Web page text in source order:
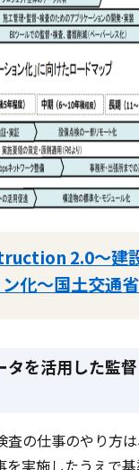
2.0～建
化～国土交通省
タを活用した監
査の仕事のやり方
実施したうえで基